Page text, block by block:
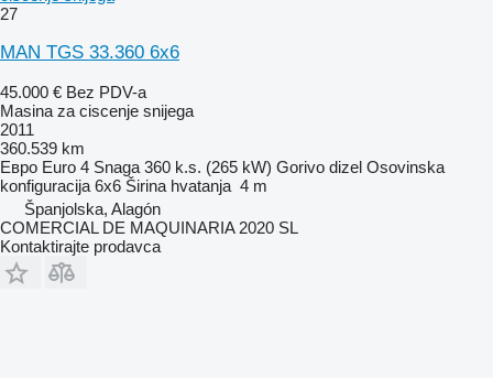
27
MAN TGS 33.360 6x6
45.000 € Bez PDV-a
Masina za ciscenje snijega
2011
360.539 km
Евро Euro 4 Snaga 360 k.s. (265 kW) Gorivo dizel Osovinska
konfiguracija 6x6 Širina hvatanja 4 m
Španjolska, Alagón
COMERCIAL DE MAQUINARIA 2020 SL
Kontaktirajte prodavca